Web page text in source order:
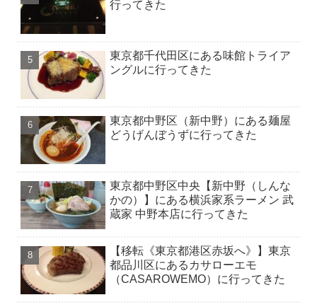
行ってきた
東京都千代田区にある味館トライア
ングルに行ってきた
東京都中野区（新中野）にある麺屋
どうげんぼうずに行ってきた
東京都中野区中央【新中野（しんな
かの）】にある横浜家系ラーメン 武
蔵家 中野本店に行ってきた
【移転《東京都港区赤坂へ》】東京
都品川区にあるカサローエモ
（CASAROWEMO）に行ってきた